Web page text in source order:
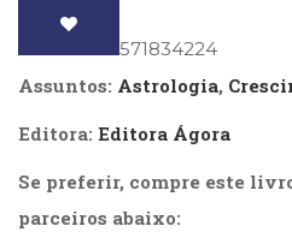
Ficção,
Ensaios
(69)
de
(48)
PNL
: 9788571834224
Assuntos: Astrologia,
Editora: Editora Ágora
Se preferir, compre este
parceiros abaixo: